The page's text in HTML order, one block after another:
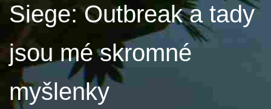
Siege: Outbreak a tady
jsou mé skromné ​​
myšlenky